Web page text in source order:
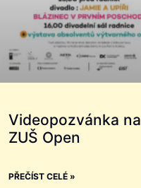
Videopozvánka na
ZUŠ Open
PŘEČÍST CELÉ »